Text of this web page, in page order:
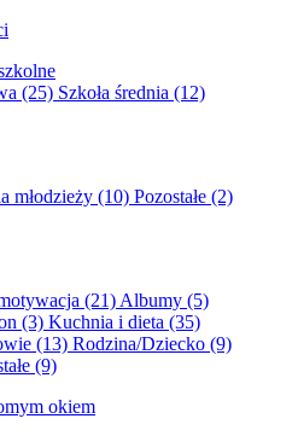
(25) Szkoła średnia (12)
młodzieży (10) Pozostałe (2)
(21) Albumy (5)
(3) Kuchnia i dieta (35)
(13) Rodzina/Dziecko (9)
(9)